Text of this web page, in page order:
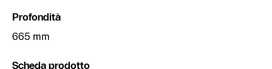
Profondità
665 mm
Scheda prodotto